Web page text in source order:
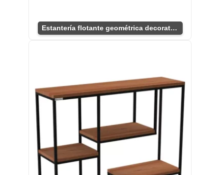
Estantería flotante geométrica decorativa